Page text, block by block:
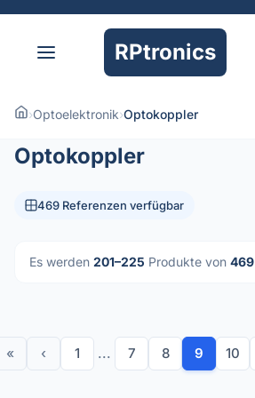
RPtronics
›Optoelektronik›Optokoppler
Optokoppler
469 Referenzen verfügbar
Es werden 201–225 Produkte von 469
« ‹ 1 ... 7 8 9 10